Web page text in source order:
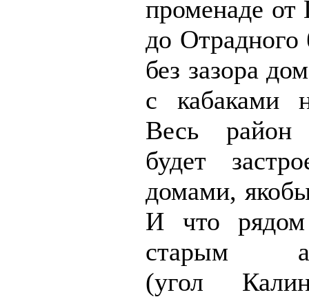
променаде от
до Отрадного
без зазора
с кабаками
Весь
будет
домами,
И что
старым
(угол